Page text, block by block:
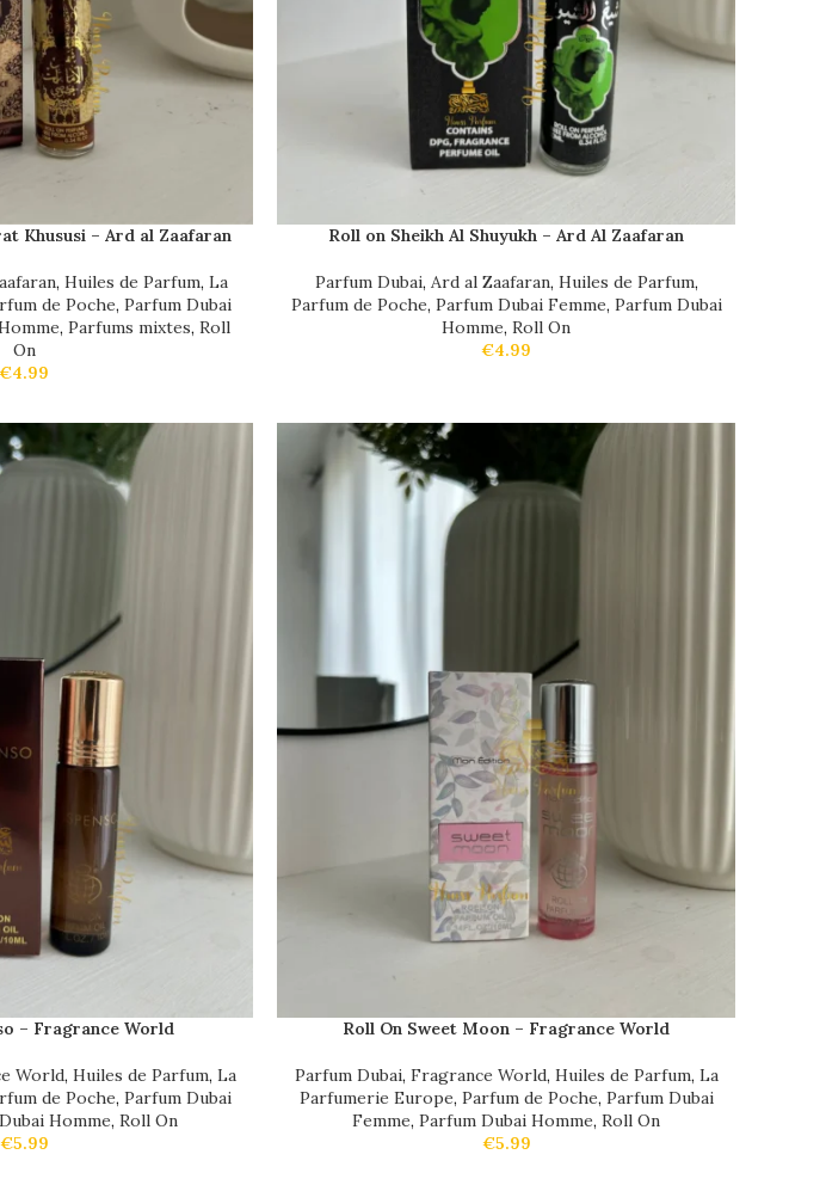
Khususi – Ard al Zaafaran
, Huiles de Parfum, La
de Poche, Parfum Dubai
, Parfums mixtes, Roll
On
€4.99
Roll on Sheikh Al Shuyukh – Ard Al Zaafaran
Parfum Dubai, Ard al Zaafaran, Huiles de Parfum,
Parfum de Poche, Parfum Dubai Femme, Parfum Dubai
Homme, Roll On
€4.99
– Fragrance World
World, Huiles de Parfum, La
de Poche, Parfum Dubai
Homme, Roll On
€5.99
Roll On Sweet Moon – Fragrance World
Parfum Dubai, Fragrance World, Huiles de Parfum, La
Parfumerie Europe, Parfum de Poche, Parfum Dubai
Femme, Parfum Dubai Homme, Roll On
€5.99